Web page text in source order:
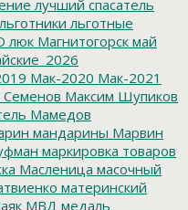
лучший спасатель
льготники льготные
люк Магнитогорск май
Мак-2020 Мак-2021
Максим Шупиков
Мамедов
мандарины Марвин
маркировка товаров
Масленица масочный
материнский
МВД медаль